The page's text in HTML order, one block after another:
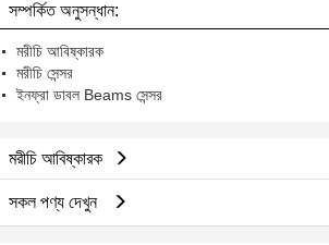
সম্পর্কিত অনুসন্ধান:
মরীচি আবিষ্কারক
মরীচি সেন্সর
ইনফ্রা ডাবল Beams সেন্সর
মরীচি আবিষ্কারক
সকল পণ্য দেখুন